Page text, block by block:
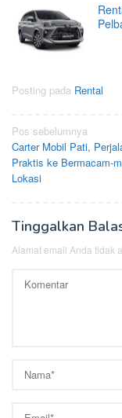
Posting pada Rental
Navigasi
pos
Pos sebelumnya
Carter Mobil Pati,
Praktis ke Bermacam-
Lokasi
Tinggalkan
Alamat email Anda tidak